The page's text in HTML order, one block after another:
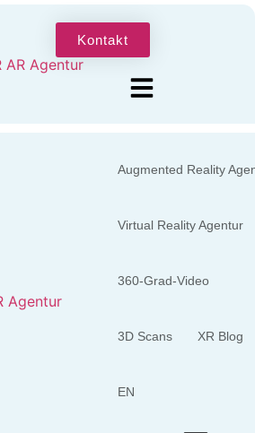
Kontakt
Augmented Reality
Virtual Reality Agentur
360-Grad-Video
3D Scans XR Blog
EN